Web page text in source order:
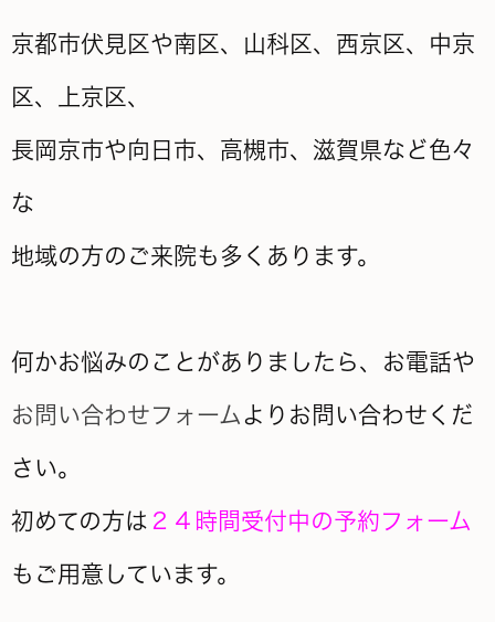
京都市伏見区や南区、山科区、西京区、中京
区、上京区、
長岡京市や向日市、高槻市、滋賀県など色々
な
地域の方のご来院も多くあります。
何かお悩みのことがありましたら、お電話や
お問い合わせフォームよりお問い合わせくだ
さい。
初めての方は ２４時間受付中の予約フォーム
もご用意しています。